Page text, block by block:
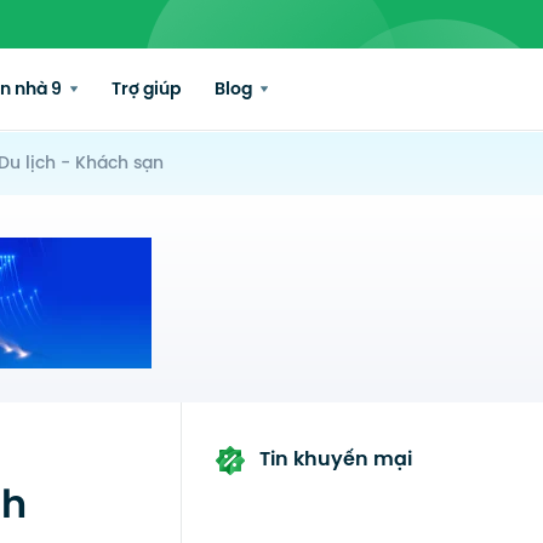
nhà 9 Trợ giúp Blog
lịch - Khách sạn
Tin khuyến mại